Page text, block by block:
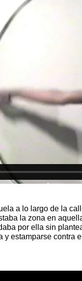
a lo largo de la
la zona en
por ella sin
y estamparse contra